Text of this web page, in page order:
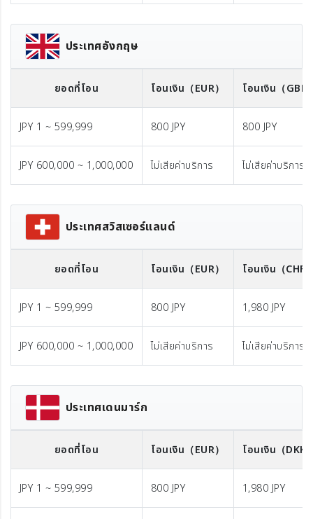
ประเทศอังกฤษ
ยอดที่โอน โอนเงิน （EUR） โอนเงิน （GBP
JPY 1 ~ 599,999 800 JPY 800 JPY
JPY 600,000 ~ 1,000,000 ไม่เสียค่าบริการ ไม่เสียค่าบริการ
ประเทศสวิสเซอร์แลนด์
ยอดที่โอน โอนเงิน （EUR） โอนเงิน （
JPY 1 ~ 599,999 800 JPY 1,980 JPY
JPY 600,000 ~ 1,000,000 ไม่เสียค่าบริการ ไม่เสียค่าบริการ
ประเทศเดนมาร์ก
ยอดที่โอน โอนเงิน （EUR） โอนเงิน （
JPY 1 ~ 599,999 800 JPY 1,980 JPY